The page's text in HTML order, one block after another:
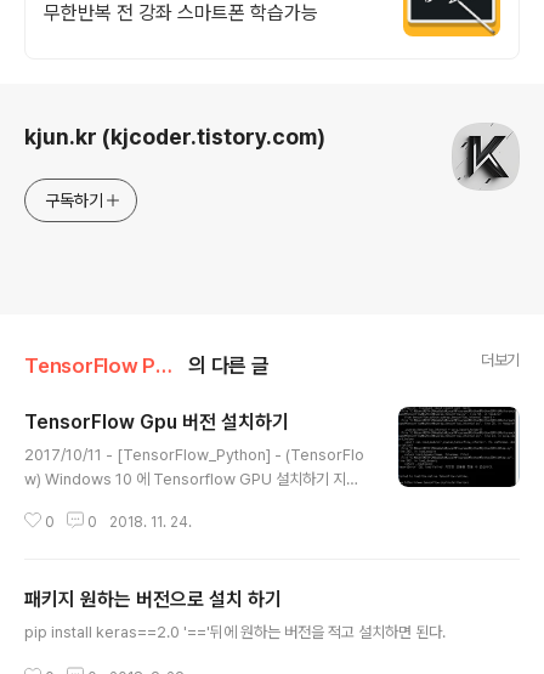
무한반복 전 강좌 스마트폰 학습가능
kjun.kr (kjcoder.tistory.com)
구독하기
TensorFlow Python 의 다른 글 더보기
TensorFlow Gpu 버전 설치하기
2017/10/11 - [TensorFlow_Python] - (TensorFlo
w) Windows 10 에 Tensorflow GPU 설치하기 지인
U 버전을 설치 했다. 이전 글에서 설치해 봤지만 이번에는
아무것도 설치안한 상태였다. (윈도우 10 pro 만 설치된
상태..) (CPU G3930 / RAM 8G / 만리 1060 6G 3개)
0 0 2018. 11. 24.
패키지 원하는 버전으로 설치 하기
pip install keras==2.0 '=='뒤에 원하는 버전을 적고 설치하면 된다.